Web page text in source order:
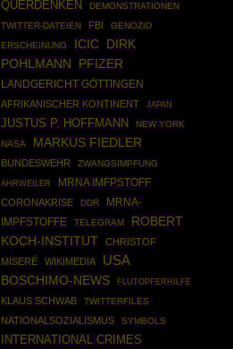
QUERDENKEN
DEMONSTRATIONEN
TWITTER-DATEIEN
FBI
GENOZID
ERSCHEINUNG
ICIC DIRK
POHLMANN
PFIZER
LANDGERICHT GÖTTINGEN
AFRIKANISCHER KONTINENT
JAPAN
JUSTUS P. HOFFMANN
NEW YORK
NASA
MARKUS FIEDLER
BUNDESWEHR
ZWANGSIMPFUNG
AHRWEILER
MRNA IMFPSTOFF
CORONAKRISE DDR
MRNA-
IMPFSTOFFE
TELEGRAM
ROBERT
KOCH-INSTITUT
CHRISTOF
MISERÉ
WIKIMEDIA USA
BOSCHIMO-NEWS FLUTOPFERHILFE
KLAUS SCHWAB TWITTERFILES
NATIONALSOZIALISMUS SYMBOLS
INTERNATIONAL CRIMES